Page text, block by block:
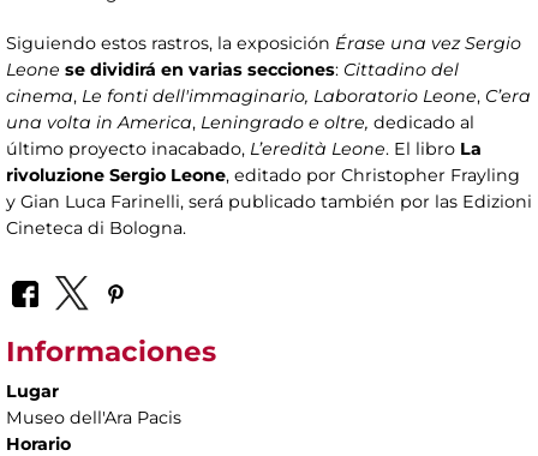
Siguiendo estos rastros, la exposición Érase una vez Sergio
Leone se dividirá en varias secciones: Cittadino del
cinema, Le fonti dell'immaginario, Laboratorio Leone, C’era
una volta in America, Leningrado e oltre, dedicado al
último proyecto inacabado, L’eredità Leone. El libro La
rivoluzione Sergio Leone, editado por Christopher Frayling
y Gian Luca Farinelli, será publicado también por las Edizioni
Cineteca di Bologna.
Informaciones
Lugar
Museo dell'Ara Pacis
Horario